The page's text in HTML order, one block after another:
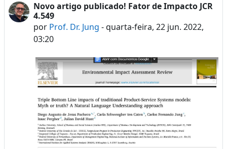
Novo artigo publicado! Fator de Impacto JCR
4.549
por Prof. Dr. Jung -quarta-feira, 22 jun. 2022,
03:20